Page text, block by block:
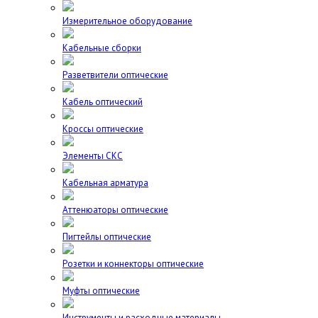
Измерительное оборудование
Кабельные сборки
Разветвители оптические
Кабель оптический
Кроссы оптические
Элементы СКС
Кабельная арматура
Аттенюаторы оптические
Пигтейлы оптические
Розетки и коннекторы оптические
Муфты оптические